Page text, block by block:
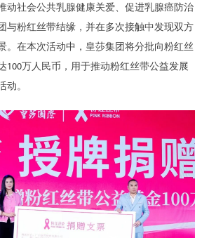
动社会公共乳腺健康关爱、促进乳腺癌防治
与粉红丝带结缘，并在多次接触中发现双方
。在本次活动中，皇莎集团将分批向粉红丝
100万人民币，用于推动粉红丝带公益发展
动。